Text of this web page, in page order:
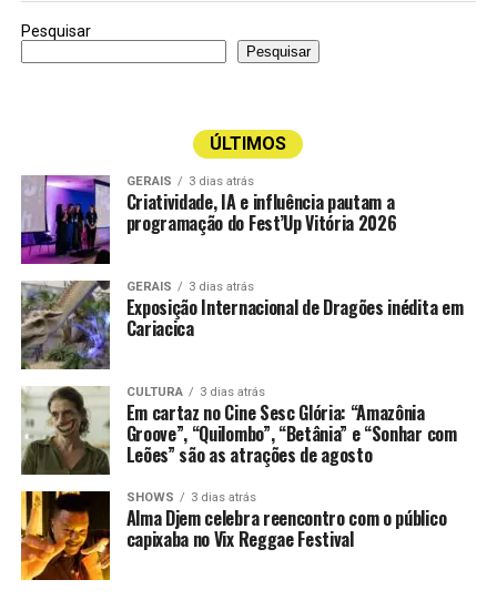
Pesquisar
Pesquisar
ÚLTIMOS
GERAIS 3 dias atrás
Criatividade, IA e influência pautam a
programação do Fest’Up Vitória 2026
GERAIS 3 dias atrás
Exposição Internacional de Dragões inédita em
Cariacica
CULTURA 3 dias atrás
Em cartaz no Cine Sesc Glória: “Amazônia
Groove”, “Quilombo”, “Betânia” e “Sonhar com
Leões” são as atrações de agosto
SHOWS 3 dias atrás
Alma Djem celebra reencontro com o público
capixaba no Vix Reggae Festival